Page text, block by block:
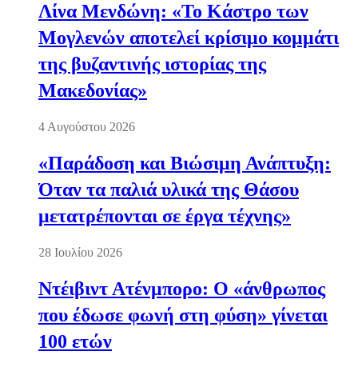
Λίνα Μενδώνη: «Το Κάστρο των
Μογλενών αποτελεί κρίσιμο κομμάτι
της βυζαντινής ιστορίας της
Μακεδονίας»
4 Αυγούστου 2026
«Παράδοση και Βιώσιμη Ανάπτυξη:
Όταν τα παλιά υλικά της Θάσου
μετατρέπονται σε έργα τέχνης»
28 Ιουλίου 2026
Ντέιβιντ Ατένμπορο: Ο «άνθρωπος
που έδωσε φωνή στη φύση» γίνεται
100 ετών